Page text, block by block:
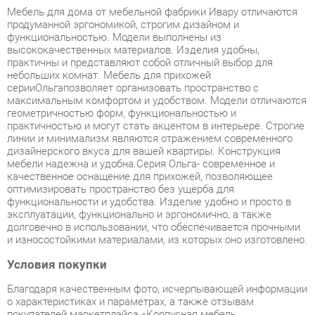
высококачественных материалов. Изделия удобны,
практичны и представляют собой отличный выбор для
небольших комнат. Мебель для прихожей
серииОльгапозволяет организовать пространство с
максимальным комфортом и удобством. Модели отличаются
геометричностью форм, функциональностью и
практичностью и могут стать акцентом в интерьере. Строгие
линии и минимализм являются отражением современного
дизайнерского вкуса для вашей квартиры. Конструкция
мебели надежна и удобна.Серия Ольга- современное и
качественное оснащение для прихожей, позволяющее
оптимизировать пространство без ущерба для
функциональности и удобства. Изделие удобно и просто в
эксплуатации, функционально и эргономично, а также
долговечно в использовании, что обеспечивается прочными
и износостойкими материалами, из которых оно изготовлено.
Условия покупки
Благодаря качественным фото, исчерпывающей информации
покупателей маркетплэйса «Корпусная мебель
Ивару Ольга 01 Ясень шимо светлый Венге» категории
Готовые комплекты производства Ивару с доставкой из
Екатеринбурга по цене со скидкой и гарантией от